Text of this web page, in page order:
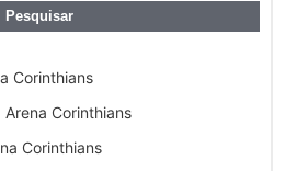
Corinthians
Corinthians
Corinthians